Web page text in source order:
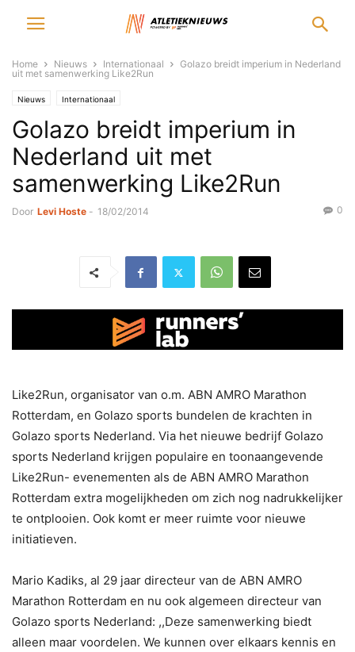
Home Nieuws Internationaal
Golazo breidt imperium in Nederland
uit met samenwerking Like2Run
Nieuws Internationaal
Golazo breidt imperium in
Nederland uit met
samenwerking Like2Run
Door Levi Hoste - 18/02/2014 0
Like2Run, organisator van o.m. ABN AMRO Marathon
Rotterdam, en Golazo sports bundelen de krachten in
Golazo sports Nederland. Via het nieuwe bedrijf Golazo
sports Nederland krijgen populaire en toonaangevende
Like2Run- evenementen als de ABN AMRO Marathon
Rotterdam extra mogelijkheden om zich nog nadrukkelijker
te ontplooien. Ook komt er meer ruimte voor nieuwe
initiatieven.
Mario Kadiks, al 29 jaar directeur van de ABN AMRO
Marathon Rotterdam en nu ook algemeen directeur van
Golazo sports Nederland: ,,Deze samenwerking biedt
alleen maar voordelen. We kunnen over elkaars kennis en